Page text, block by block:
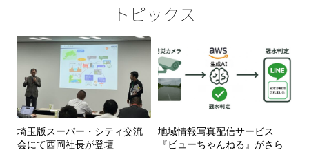
トピックス
埼玉版スーパー・シティ交流
会にて西岡社長が登壇
地域情報写真配信サービス
『ビューちゃんねる』がさら